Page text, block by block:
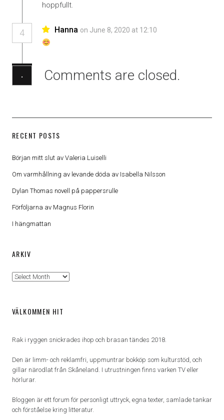
hoppfullt.
4 Hanna on June 8, 2020 at 12:10
· Comments are closed.
RECENT POSTS
Början mitt slut av Valeria Luiselli
Om varmhållning av levande döda av Isabella Nilsson
Dylan Thomas novell på pappersrulle
Förföljarna av Magnus Florin
I hängmattan
ARKIV
Arkiv
VÄLKOMMEN HIT
Rak i ryggen snickrades ihop och brasan tändes 2018.
Den är limm- och reklamfri, uppmuntrar bokköp som kulturstöd, och
gillar närodlat från Skåneland. I utrustningen finns varken TV eller
hörlurar.
Bloggen är ett forum för personligt uttryck, egna texter, samlade tankar
och förståelse kring litteratur.